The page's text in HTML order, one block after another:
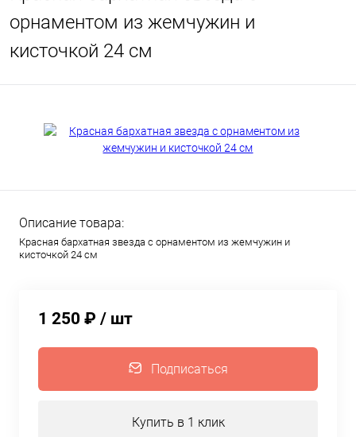
орнаментом из жемчужин и
кисточкой 24 см
Описание товара:
Красная бархатная звезда с орнаментом из жемчужин и
кисточкой 24 см
1 250 ₽ / шт
Подписаться
Купить в 1 клик